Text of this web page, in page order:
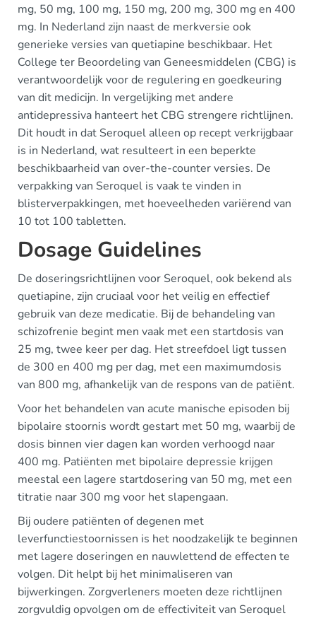
mg, 50 mg, 100 mg, 150 mg, 200 mg, 300 mg en 400
mg. In Nederland zijn naast de merkversie ook
generieke versies van quetiapine beschikbaar. Het
College ter Beoordeling van Geneesmiddelen (CBG) is
verantwoordelijk voor de regulering en goedkeuring
van dit medicijn. In vergelijking met andere
antidepressiva hanteert het CBG strengere richtlijnen.
Dit houdt in dat Seroquel alleen op recept verkrijgbaar
is in Nederland, wat resulteert in een beperkte
beschikbaarheid van over-the-counter versies. De
verpakking van Seroquel is vaak te vinden in
blisterverpakkingen, met hoeveelheden variërend van
10 tot 100 tabletten.
Dosage Guidelines
De doseringsrichtlijnen voor Seroquel, ook bekend als
quetiapine, zijn cruciaal voor het veilig en effectief
gebruik van deze medicatie. Bij de behandeling van
schizofrenie begint men vaak met een startdosis van
25 mg, twee keer per dag. Het streefdoel ligt tussen
de 300 en 400 mg per dag, met een maximumdosis
van 800 mg, afhankelijk van de respons van de patiënt.
Voor het behandelen van acute manische episoden bij
bipolaire stoornis wordt gestart met 50 mg, waarbij de
dosis binnen vier dagen kan worden verhoogd naar
400 mg. Patiënten met bipolaire depressie krijgen
meestal een lagere startdosering van 50 mg, met een
titratie naar 300 mg voor het slapengaan.
Bij oudere patiënten of degenen met
leverfunctiestoornissen is het noodzakelijk te beginnen
met lagere doseringen en nauwlettend de effecten te
volgen. Dit helpt bij het minimaliseren van
bijwerkingen. Zorgverleners moeten deze richtlijnen
zorgvuldig opvolgen om de effectiviteit van Seroquel